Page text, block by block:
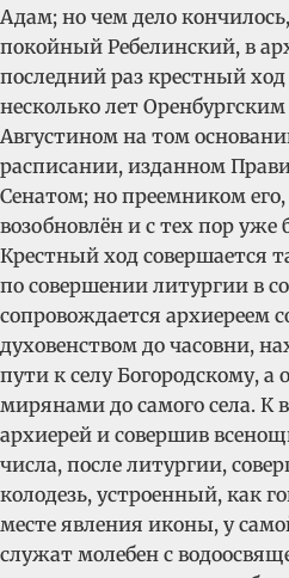
Адам; но чем дело
покойный Ребелинский, в
последний раз крестный
несколько лет
Августином на том
расписании, изданном
Сенатом; но преемником
возобновлён и с тех пор уже
Крестный ход совершается
по совершении литургии в
сопровождается архиереем
духовенством до часовни,
пути к селу Богородскому, а
мирянами до самого села. К
архиерей и совершив
числа, после литургии,
колодезь, устроенный, как
месте явления иконы, у
служат молебен с